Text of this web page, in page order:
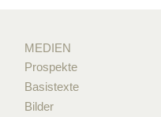
MEDIEN
Prospekte
Basistexte
Bilder